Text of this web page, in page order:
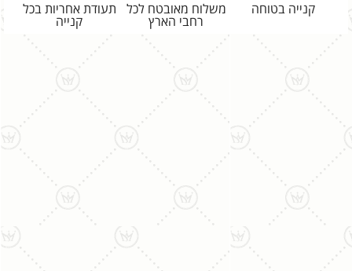
קנייה בטוחה
משלוח מאובטח לכל
רחבי הארץ
תעודת אחריות בכל
קנייה